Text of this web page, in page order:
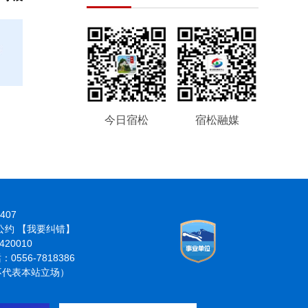
今日宿松 宿松融媒
约
【我要纠错】
0556-7818386
表本站立场）